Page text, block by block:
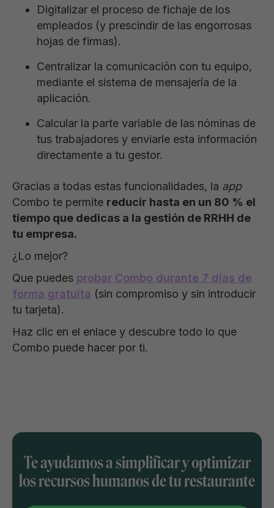
Te ayudamos a simplificar y optimizar
los recursos humanos de tu restaurante
Digitalizar el proceso de fichaje de los
empleados (y prescindir de las engorrosas
hojas de firmas).
Centralizar la comunicación con tu equipo,
mediante el sistema de mensajería de la
aplicación.
Calcular la parte variable de las nóminas de
tus trabajadores y enviarle esta información
directamente a tu gestor.
Gracias a todas estas funcionalidades, la app
Combo te permite reducir hasta en un 80 % el
tiempo que dedicas a la gestión de RRHH de
tu empresa.
¿Lo mejor?
Que puedes probar Combo durante 7 días de
forma gratuita (sin compromiso y sin introducir
tu tarjeta).
Haz clic en el enlace y descubre todo lo que
Combo puede hacer por ti.